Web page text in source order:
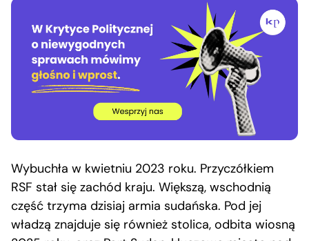
Wybuchła w kwietniu 2023 roku. Przyczółkiem
RSF stał się zachód kraju. Większą, wschodnią
część trzyma dzisiaj armia sudańska. Pod jej
władzą znajduje się również stolica, odbita wiosną